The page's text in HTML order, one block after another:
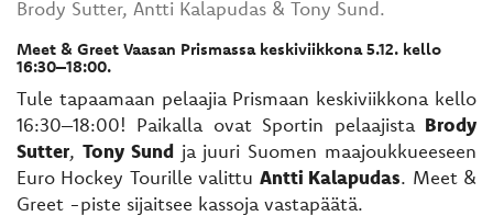
Brody Sutter, Antti Kalapudas & Tony Sund.
Meet & Greet Vaasan Prismassa keskiviikkona 5.12. kello
16:30–18:00.
Tule tapaamaan pelaajia Prismaan keskiviikkona kello
16:30–18:00! Paikalla ovat Sportin pelaajista Brody
Sutter, Tony Sundja juuri Suomen maajoukkueeseen
Euro Hockey Tourille valittu Antti Kalapudas. Meet &
Greet -piste sijaitsee kassoja vastapäätä.